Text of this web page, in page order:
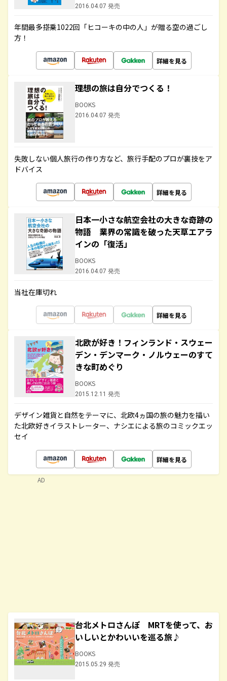
2016.04.07 発売
年間最多搭乗1022回「ヒコーキの中の人」が贈る空の過ごし
方！
詳細を見る
理想の旅は自分でつくる！
BOOKS
2016.04.07 発売
失敗しない個人旅行の作り方など、旅行手配のプロが裏技をア
ドバイス
詳細を見る
日本一小さな航空会社の大きな奇跡の
物語 業界の常識を破った天草エアラ
インの「復活」
BOOKS
2016.04.07 発売
当社在庫切れ
詳細を見る
北欧が好き！フィンランド・スウェー
デン・デンマーク・ノルウェーのすて
きな町めぐり
BOOKS
2015.12.11 発売
デザイン雑貨と自然をテーマに、北欧4ヵ国の旅の魅力を描い
た北欧好きイラストレーター、ナシエによる旅のコミックエッ
セイ
詳細を見る
台北メトロさんぽ MRTを使って、お
いしいとかわいいを巡る旅♪
BOOKS
2015.05.29 発売
AD